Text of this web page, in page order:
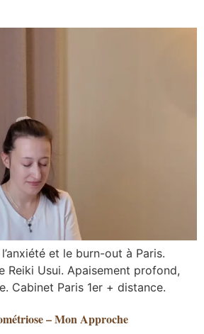
et le burn-out à Paris.
Reiki Usui. Apaisement profond,
Cabinet Paris 1er + distance.
– Mon Approche